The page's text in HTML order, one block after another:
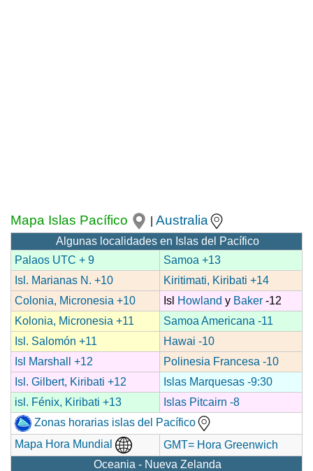
Mapa Islas Pacífico Australia
Algunas localidades en Islas del Pacífico
Palaos UTC + 9
Samoa +13
Isl. Marianas N. +10
Kiritimati, Kiribati +14
Colonia, Micronesia +10
Isl Howland y Baker -12
Kolonia, Micronesia +11
Samoa Americana -11
Isl. Salomón +11
Hawai -10
Isl Marshall +12
Polinesia Francesa -10
Isl. Gilbert, Kiribati +12
Islas Marquesas -9:30
isl. Fénix, Kiribati +13
Islas Pitcairn -8
Zonas horarias islas del Pacífico
Mapa Hora Mundial
GMT= Hora Greenwich
Oceania - Nueva Zelanda